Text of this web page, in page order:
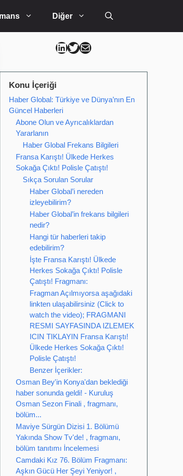
Diğer
Can Kütahya Linkedin
Can Kütahya Twitter
Can Kütahya Mail
Konu İçeriği
Haber Global: Türkiye ve Dünya’nın En
Güncel Haberleri
Abone Olun ve Ayrıcalıklardan
Yararlanın
Haber Global Frekans Bilgileri
Fransa Karıştı! Ülkede Herkes
Sokağa Çıktı! Polisle Çatıştı!
Sıkça Sorulan Sorular
Haber Global’i nereden
izleyebilirim?
Haber Global’in frekans bilgileri
nedir?
Hangi tür haberleri takip
edebilirim?
İşte Fransa Karıştı! Ülkede
Herkes Sokağa Çıktı! Polisle
Çatıştı! Fragmanı:
Fragman Açılmıyorsa aşağıdaki
linkten ulaşabilirsiniz (Click to
watch the video); FRAGMANI
RESMI SAYFASINDA IZLEMEK
ICIN TIKLAYIN Fransa Karıştı!
Ülkede Herkes Sokağa Çıktı!
Polisle Çatıştı!
Benzer İçerikler:
Osman Bey'in Konya'dan beklediği
haber sonunda geldi! - Kuruluş
Osman Sezon Finali , fragmanı,
bölüm...
Maviye Sürgün Dizisi 1. Bölümü
Yakında Show Tv'de! , fragmanı,
bölüm tanıtımı İncelemesi
Camdaki Kız 76. Bölüm Fragmanı:
Aşkın Gücü Her Şeyi Yeniyor! ,